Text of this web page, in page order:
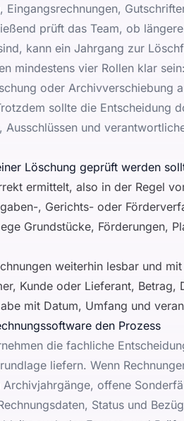
Eingangsrechnungen,
prüft das Team, ob
kann ein Jahrgang zur
mindestens vier Rollen klar
oder Archivverschiebung
sollte die Entscheidung
Ausschlüssen und
Löschung geprüft werden
ermittelt, also in der Regel
, Gerichts- oder
Grundstücke, Förderungen,
weiterhin lesbar und
Kunde oder Lieferant,
mit Datum, Umfang und
den Prozess
die fachliche
liefern. Wenn
offene
Status und